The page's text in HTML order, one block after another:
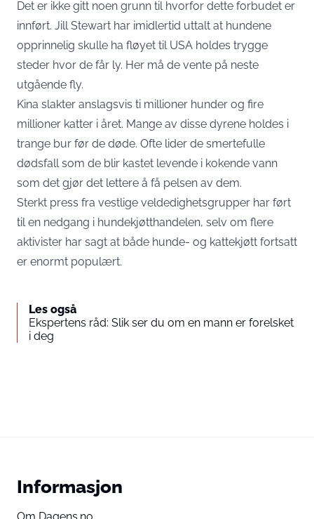
Det er ikke gitt noen grunn til hvorfor dette forbudet er
innført. Jill Stewart har imidlertid uttalt at hundene
opprinnelig skulle ha fløyet til USA holdes trygge
steder hvor de får ly. Her må de vente på neste
utgående fly.
Kina slakter anslagsvis ti millioner hunder og fire
millioner katter i året. Mange av disse dyrene holdes i
trange bur før de døde. Ofte lider de smertefulle
dødsfall som de blir kastet levende i kokende vann
som det gjør det lettere å få pelsen av dem.
Sterkt press fra vestlige veldedighetsgrupper har ført
til en nedgang i hundekjøtthandelen, selv om flere
aktivister har sagt at både hunde- og kattekjøtt fortsatt
er enormt populært.
Les også
Ekspertens råd: Slik ser du om en mann er forelsket
i deg
Informasjon